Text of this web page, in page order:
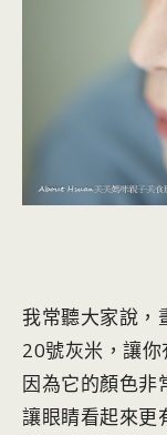
我常聽大家說，
20號灰米，讓
因為它的顏色非
讓眼睛看起來更